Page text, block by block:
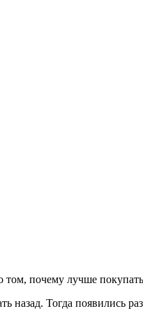
том, почему лучше
назад. Тогда появились